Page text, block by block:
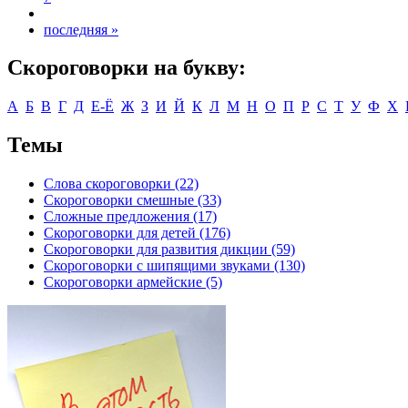
последняя »
Скороговорки на букву:
А Б В Г Д Е-Ё Ж З И Й К Л М Н О П Р С Т У Ф Х
Темы
Слова скороговорки (22)
Скороговорки смешные (33)
Сложные предложения (17)
Скороговорки для детей (176)
Скороговорки для развития дикции (59)
Скороговорки с шипящими звуками (130)
Скороговорки армейские (5)